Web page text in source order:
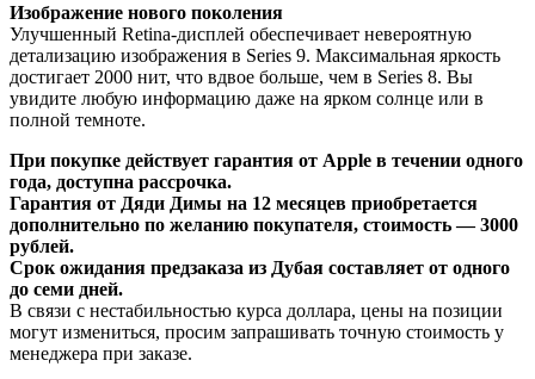
Изображение нового поколения
Улучшенный Retina-дисплей обеспечивает невероятную
детализацию изображения в Series 9. Максимальная яркость
достигает 2000 нит, что вдвое больше, чем в Series 8. Вы
увидите любую информацию даже на ярком солнце или в
полной темноте.
При покупке действует гарантия от Apple в течении одного
года, доступна рассрочка.
Гарантия от Дяди Димы на 12 месяцев приобретается
дополнительно по желанию покупателя, стоимость — 3000
рублей.
Срок ожидания предзаказа из Дубая составляет от одного
до семи дней.
В связи с нестабильностью курса доллара, цены на позиции
могут измениться, просим запрашивать точную стоимость у
менеджера при заказе.